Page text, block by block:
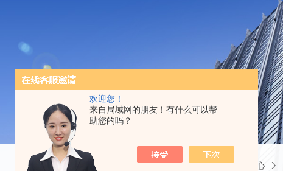
欢迎您！
来自局域网的朋友！有什么可以帮
助您的吗？
当前位置：首页 产品中心